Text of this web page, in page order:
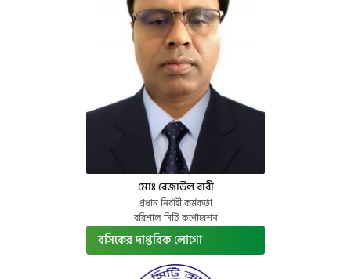
মোঃ রেজাউল বারী
প্রধান নির্বাহী কর্মকর্তা
বরিশাল সিটি কর্পোরেশন
বসিকের দাপ্তরিক লোগো